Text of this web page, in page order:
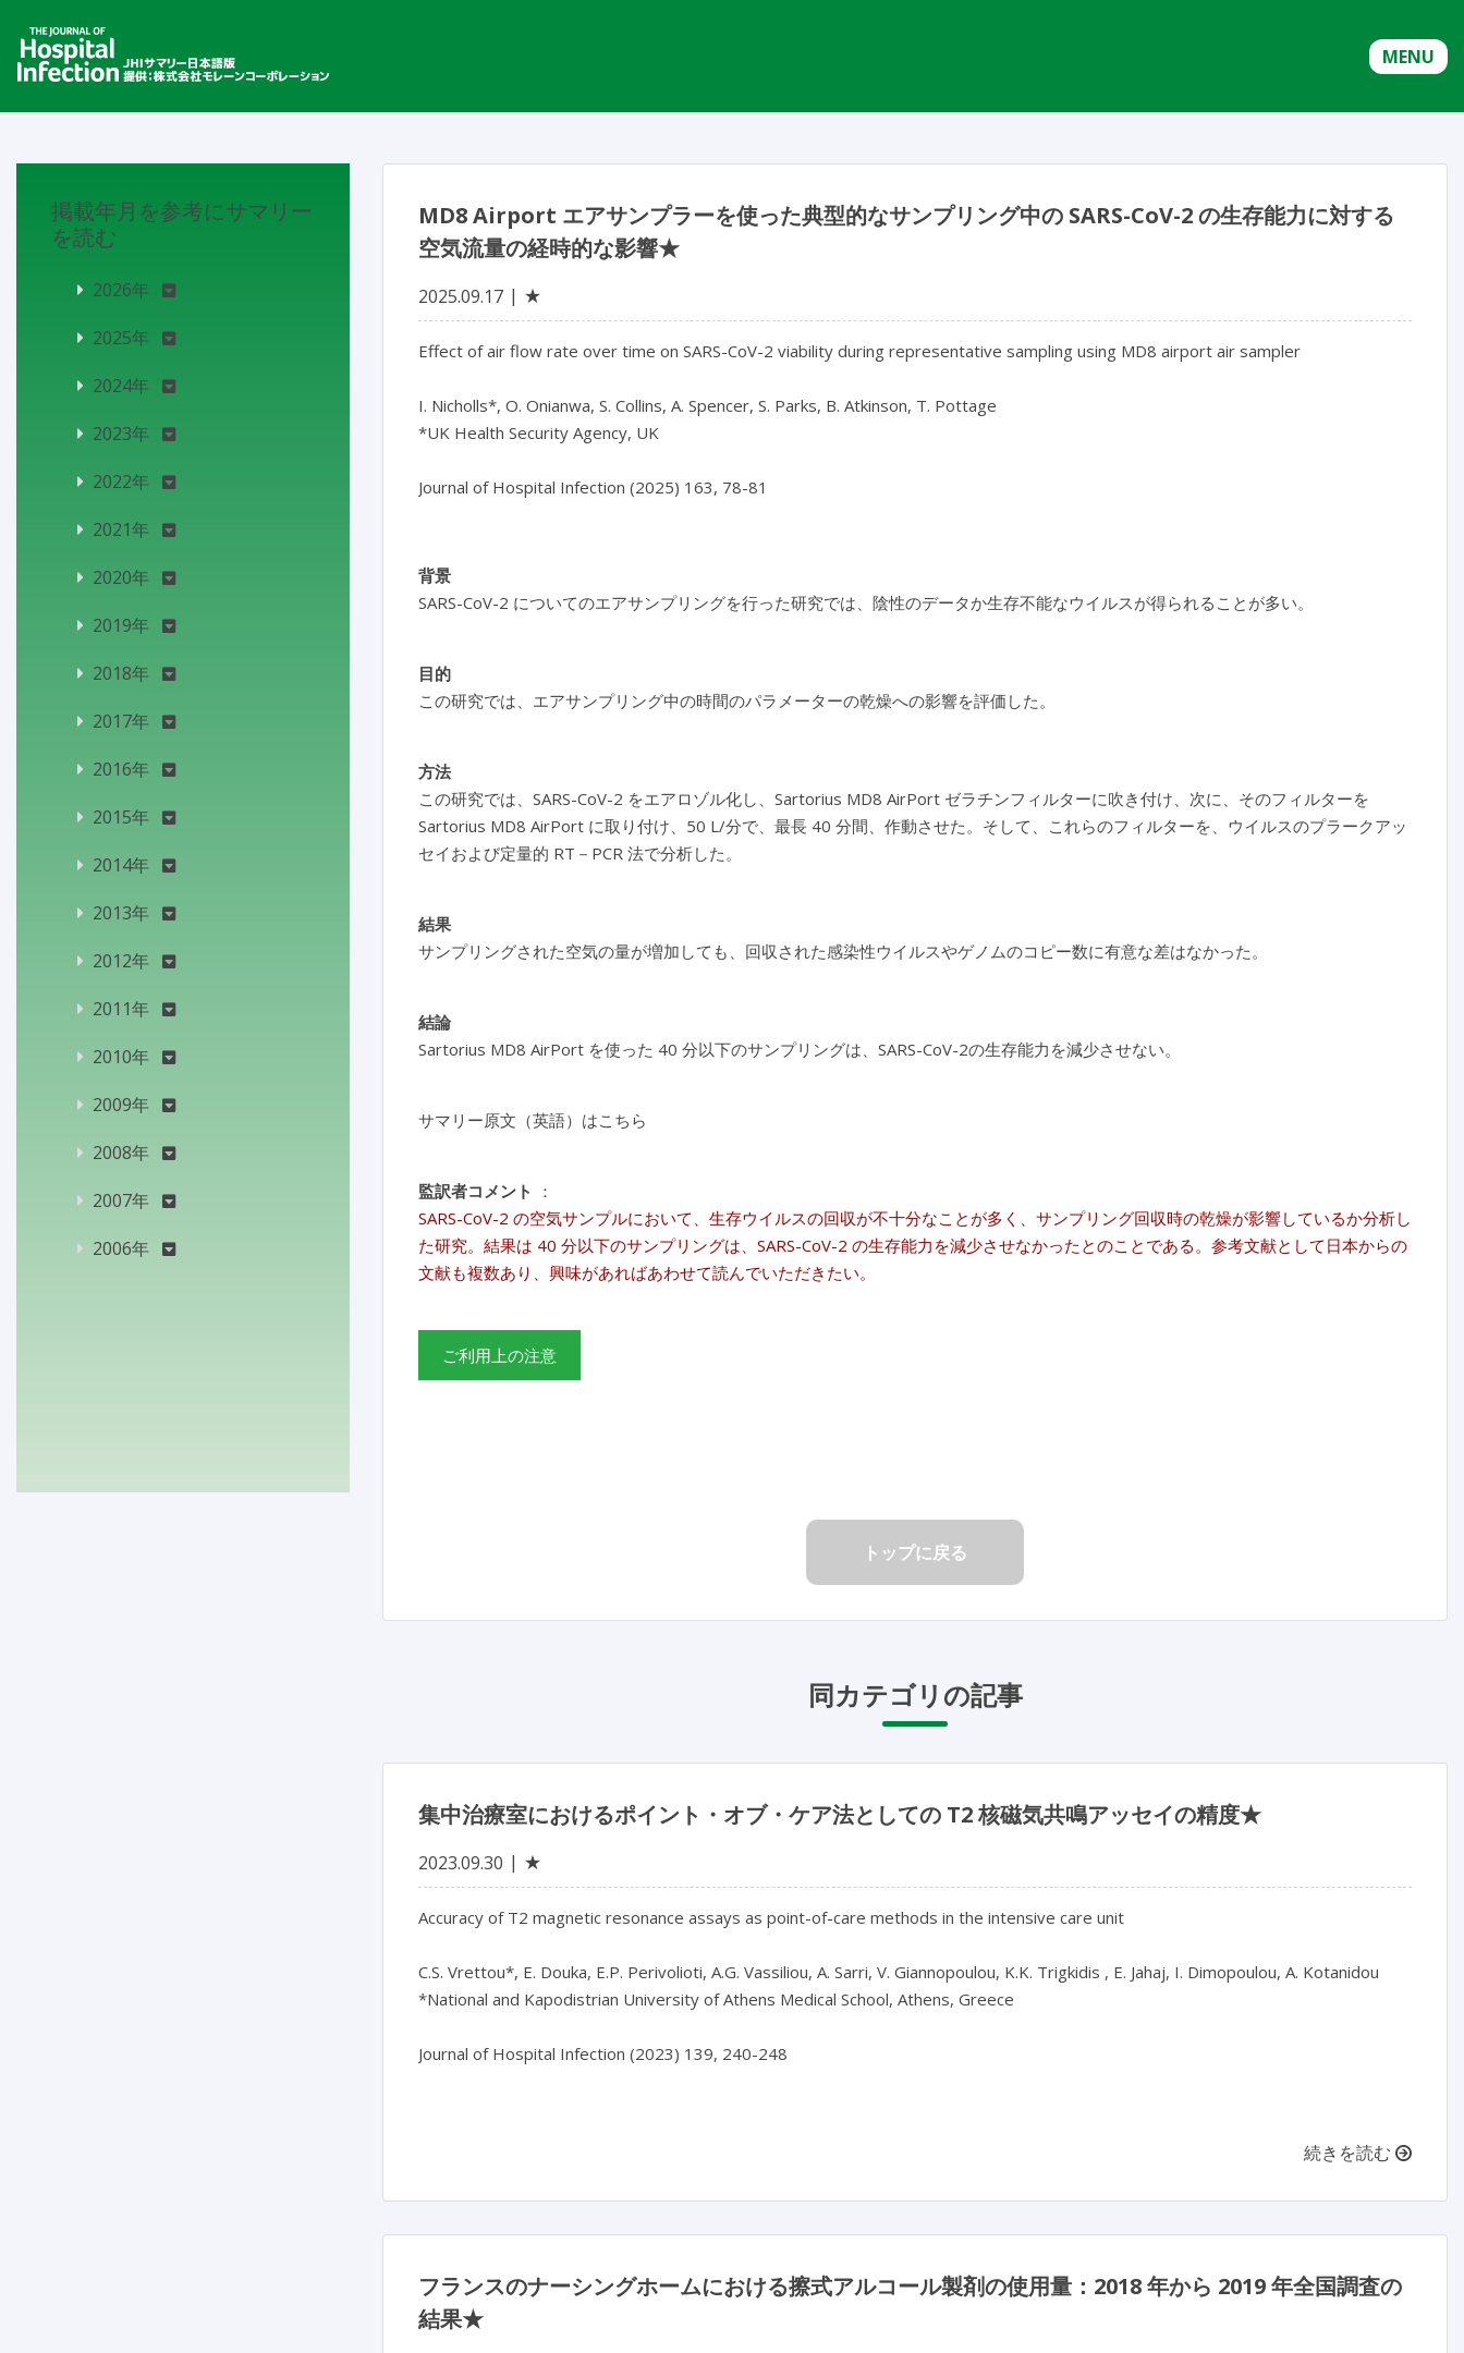
MENU
MD8 Airport エアサンプラーを使った典型的なサンプリング中の SARS-CoV-2 の生存能力に対する
空気流量の経時的な影響★
2025.09.17 ★
Effect of air flow rate over time on SARS-CoV-2 viability during representative sampling using MD8 airport air sampler
I. Nicholls*, O. Onianwa, S. Collins, A. Spencer, S. Parks, B. Atkinson, T. Pottage
*UK Health Security Agency, UK
背景
SARS-CoV-2 についてのエアサンプリングを行った研究では、陰性のデータか生存不能なウイルスが得られることが多い。
目的
この研究では、エアサンプリング中の時間のパラメーターの乾燥への影響を評価した。
方法
この研究では、SARS-CoV-2 をエアロゾル化し、Sartorius MD8 AirPort ゼラチンフィルターに吹き付け、次に、そのフィルターを
Sartorius MD8 AirPort に取り付け、50 L/分で、最長 40 分間、作動させた。そして、これらのフィルターを、ウイルスのプラークアッ
セイおよび定量的 RT－PCR 法で分析した。
結果
サンプリングされた空気の量が増加しても、回収された感染性ウイルスやゲノムのコピー数に有意な差はなかった。
結論
Sartorius MD8 AirPort を使った 40 分以下のサンプリングは、SARS-CoV-2の生存能力を減少させない。
サマリー原文（英語）はこちら
監訳者コメント
：
SARS-CoV-2 の空気サンプルにおいて、生存ウイルスの回収が不十分なことが多く、サンプリング回収時の乾燥が影響しているか分析し
た研究。結果は 40 分以下のサンプリングは、SARS-CoV-2 の生存能力を減少させなかったとのことである。参考文献として日本からの
文献も複数あり、興味があればあわせて読んでいただきたい。
ご利用上の注意
トップに戻る
同カテゴリの記事
集中治療室におけるポイント・オブ・ケア法としての T2 核磁気共鳴アッセイの精度★
2023.09.30 ★
Accuracy of T2 magnetic resonance assays as point-of-care methods in the intensive care unit
C.S. Vrettou*, E. Douka, E.P. Perivolioti, A.G. Vassiliou, A. Sarri, V. Giannopoulou, K.K. Trigkidis , E. Jahaj, I. Dimopoulou, A. Kotanidou
*National and Kapodistrian University of Athens Medical School, Athens, Greece
Journal of Hospital Infection (2023) 139, 240-248
続きを読む
フランスのナーシングホームにおける擦式アルコール製剤の使用量：2018 年から 2019 年全国調査の
結果★
掲載年月を参考にサマリー
を読む
2026年
2025年
2024年
2023年
2022年
2021年
2020年
2019年
2018年
2017年
2016年
2015年
2014年
2013年
2012年
2011年
2010年
2009年
2008年
2007年
2006年